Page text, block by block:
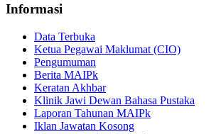
Informasi
Data Terbuka
Ketua Pegawai Maklumat (CIO)
Pengumuman
Berita MAIPk
Keratan Akhbar
Klinik Jawi Dewan Bahasa Pustaka
Laporan Tahunan MAIPk
Iklan Jawatan Kosong